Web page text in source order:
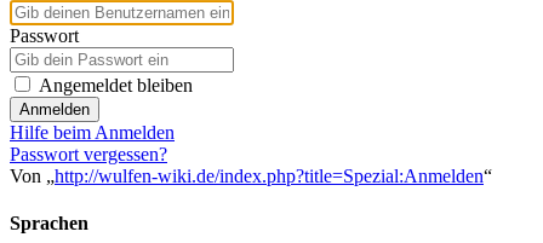
Passwort
Angemeldet bleiben
Anmelden
Hilfe beim Anmelden
Passwort vergessen?
Von „http://wulfen-wiki.de/index.php?title=Spezial:Anmelden“
Sprachen